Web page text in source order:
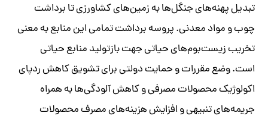
تبدیل پهنه‌های جنگل‌ها به زمین‌های کشاورزی تا برداشت
چوب و مواد معدنی. پروسه‌ برداشت تمامی این منابع به معنی
تخریب زیست‌بوم‌های حیاتی جهت بازتولید منابع حیاتی
است. وضع مقررات و حمایت دولتی برای تشویق کاهش ردپای
اکولوژیک محصولات مصرفی و کاهش آلودگی‌ها به همراه
جریمه‌های تنبیهی و افزایش هزینه‌های مصرف محصولات